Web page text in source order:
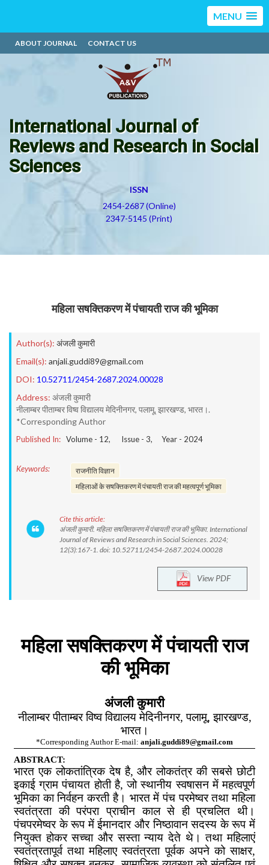
MENU
ABOUT JOURNAL CONTACT US
International Journal of
Reviews and Research in Social
Sciences
ISSN
2454-2687 (Online)
2347-5145 (Print)
महिला सषक्तिकरण में पंचायती राज की भूमिका
Author(s): अंजली कुमारी
Email(s): anjali.guddi89@gmail.com
DOI: 10.52711/2454-2687.2024.00028
Address: अंजली कुमारी
नीलाम्बर पीताम्बर विष्व विद्यालय मेदिनीनगर, पलामू, झारखण्ड, भारत।.
*Corresponding Author
Published In: Volume - 12, Issue - 3, Year - 2024
Keywords:
राजनीति विज्ञान
महिलाओं के सषक्तिकरण में पंचायती राज की महत्वपूर्ण भूमिका
Cite this article:
अंजली कुमारी. महिला सषक्तिकरण में पंचायती राज की भूमिका. International
Journal of Reviews and Research in Social Sciences. 2024;
12(3):167-1. doi: 10.52711/2454-2687.2024.00028
View PDF